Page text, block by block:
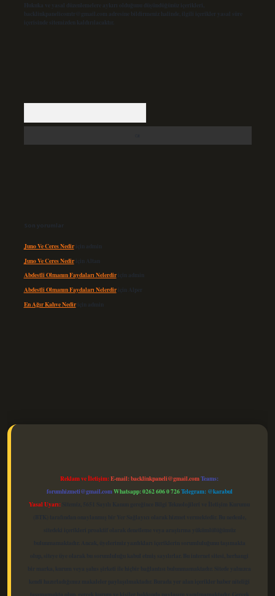
Hukuka ve yasal düzenlemelere aykırı olduğunu düşündüğünüz içerikleri,
backlinkpanelicomtr@gmail.com adresine bildirmeniz halinde, ilgili içerikler yasal süre
içerisinde sitemizden kaldırılacaktır.
Son yorumlar
Juno Ve Ceres Nediriçin admin
Juno Ve Ceres Nediriçin Altan
Abdestli Olmanın Faydaları Nelerdiriçin admin
Abdestli Olmanın Faydaları Nelerdiriçin Alper
En Ağır Kahve Nediriçin admin
Reklam ve İletişim:E-mail:backlinkpaneli@gmail.comTeams:
forumhizmeti@gmail.comWhatsapp: 0262 606 0 726Telegram: @karabul
Yasal Uyarı: